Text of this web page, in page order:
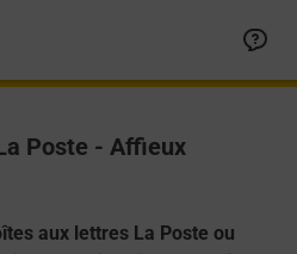
Poste - Affieux
aux lettres La Poste ou